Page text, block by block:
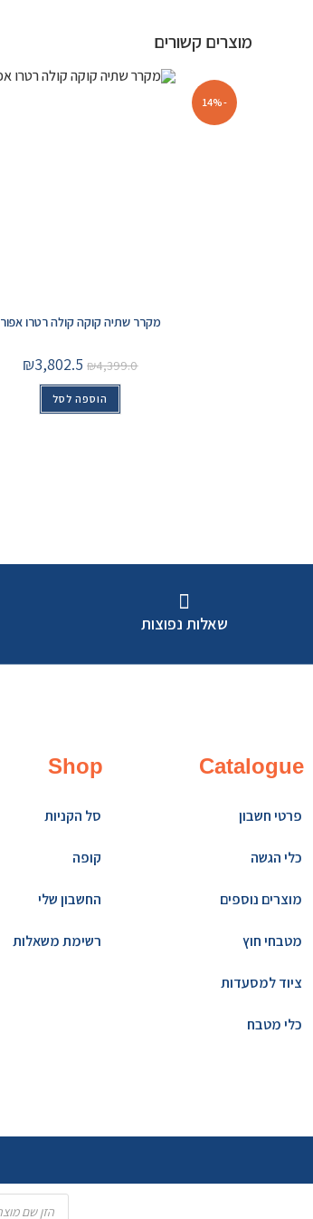
מוצרים קשורים
-14%
מקרר שתיה קוקה קולה רטרו אפור
₪4,399.0
₪3,802.5
הוספה לסל
שאלות נפוצות
Catalogue
פרטי חשבון
כלי הגשה
מוצרים נוספים
מטבחי חוץ
ציוד למסעדות
כלי מטבח
Shop
סל הקניות
קופה
החשבון שלי
רשימת משאלות